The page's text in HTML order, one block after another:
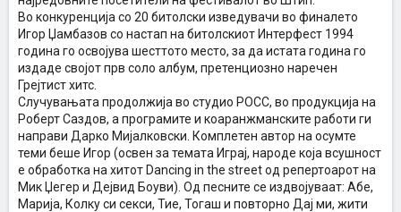
Во конкуренција со 20 битолски изведувачи во финалето
Игор Џамбазов со настап на битолскиот Интерфест 1994
година го освојува шесттото место, за да истата година го
издаде својот прв соло албум, претенциозно наречен
Грејтист хитс.
Случувањата продолжија во студио РОСС, во продукција на
Роберт Саздов, а програмите и коаранжманските работи ги
направи Дарко Мијалковски. Комплетен автор на осумте
теми беше Игор (освен за темата Играј, народе која всушност
е обработка на хитот Dancing in the street од репертоарот на
Мик Џегер и Дејвид Боуви). Од песните се издвојуваат: Абе,
Марија, Колку си секси, Тие, Тогаш и повторно Дај ми, жити